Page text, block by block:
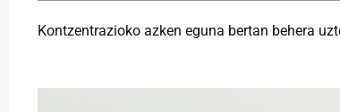
Kontzentrazioko azken eguna bertan behera